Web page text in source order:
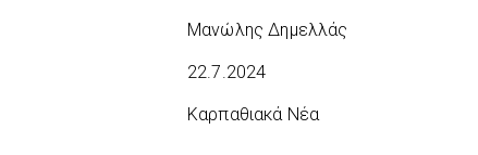
Μανώλης Δημελλάς
22.7.2024
Καρπαθιακά Νέα